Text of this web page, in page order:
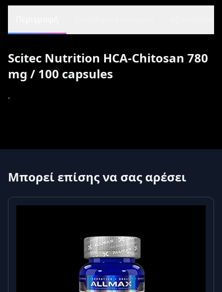
Scitec Nutrition HCA-Chitosan 780
mg / 100 capsules
.
Μπορεί επίσης να σας αρέσει